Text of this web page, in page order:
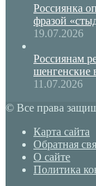
Россиянка
фразой
19.07.2026
Россиянам
шенгенские
11.07.2026
© Все права
Карта сайта
Обратная
О сайте
Политика